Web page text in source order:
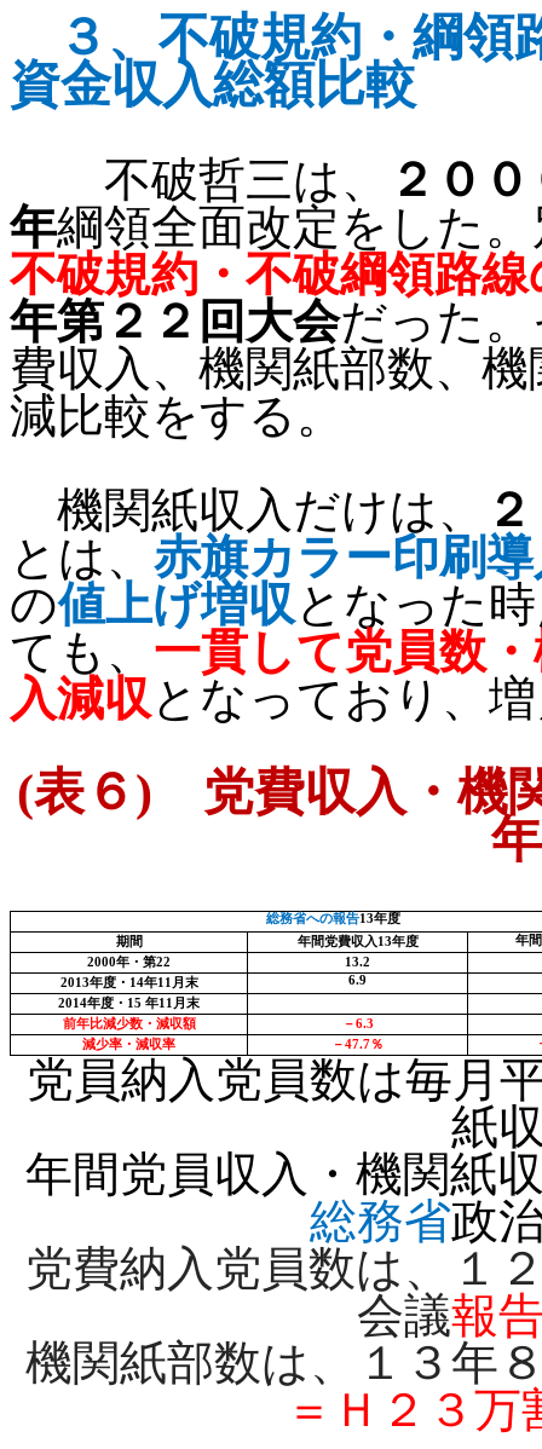
３、不破規約・綱領
資金収入総額比較
不破哲三は、
２０
年綱領全面改定をした
不破規約・不破綱領路
年第２２回大会だった
費収入、機関紙部数、
減比較をする。
機関紙収入だけは、
とは、 赤旗カラー印刷
の値上げ増収となった
ても、 一貫して党員数
入減収となっており、
(表６) 党費収入・機
総務省への報告13年度
期間
年間党費収入 13年度
年
2000年・第22
13.2
2013年度・ 14年11 月末
6.9
2014年度・ 15 年11 月末
前年比減少数・減収額
－6.3
減少率・減収率
－47.7％
党員納入党員数は毎月
紙
年間党員収入・機関紙
総務省政
党費納入党員数は、１
会議報
機関紙部数は、１３年
＝Ｈ２３